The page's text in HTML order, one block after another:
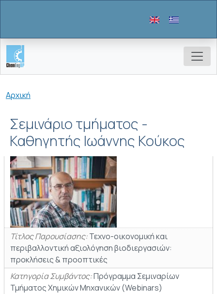
Breadcrumb
Αρχική
Σεμινάριο τμήματος -
Καθηγητής Ιωάννης Κούκος
Τίτλος Παρουσίασης:Τεχνο-οικονομική και
περιβαλλοντική αξιολόγηση βιοδιεργασιών:
προκλήσεις & προοπτικές
Κατηγορία Συμβάντος:Πρόγραμμα Σεμιναρίων
Τμήματος Χημικών Μηχανικών (Webinars)